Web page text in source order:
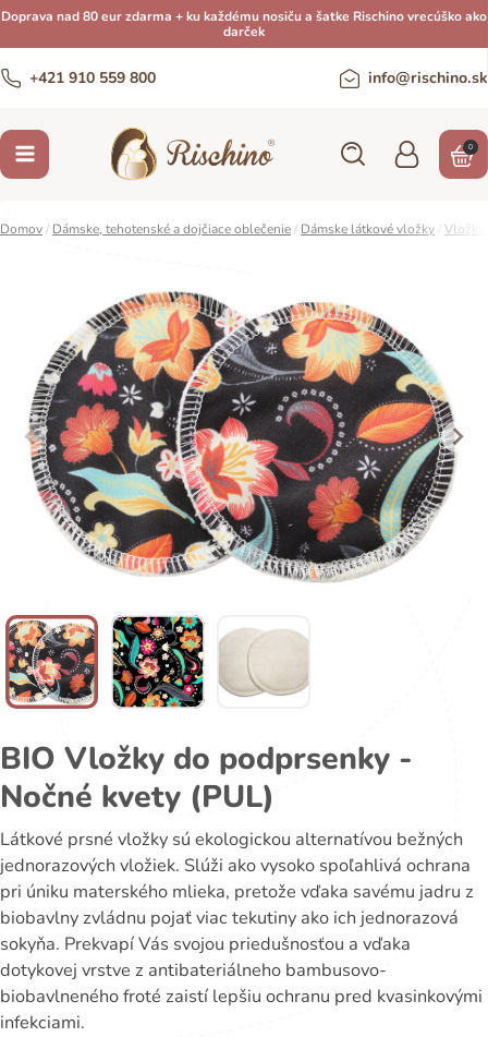
Doprava nad 80 eur zdarma + ku každému nosiču a šatke Rischino vrecúško ako
darček
+421 910 559 800 info@rischino.sk
0
Domov/ Dámske, tehotenské a dojčiace oblečenie/ Dámske látkové vložky Vložky
BIO Vložky do podprsenky -
Nočné kvety (PUL)
Látkové prsné vložky sú ekologickou alternatívou bežných
jednorazových vložiek. Slúži ako vysoko spoľahlivá ochrana
pri úniku materského mlieka, pretože vďaka savému jadru z
biobavlny zvládnu pojať viac tekutiny ako ich jednorazová
sokyňa. Prekvapí Vás svojou priedušnosťou a vďaka
dotykovej vrstve z antibateriálneho bambusovo-
biobavlneného froté zaistí lepšiu ochranu pred kvasinkovými
infekciami.